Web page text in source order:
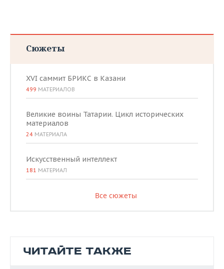
Сюжеты
XVI саммит БРИКС в Казани
499 МАТЕРИАЛОВ
Великие воины Татарии. Цикл исторических
материалов
24 МАТЕРИАЛА
Искусственный интеллект
181 МАТЕРИАЛ
Все сюжеты
ЧИТАЙТЕ ТАКЖЕ